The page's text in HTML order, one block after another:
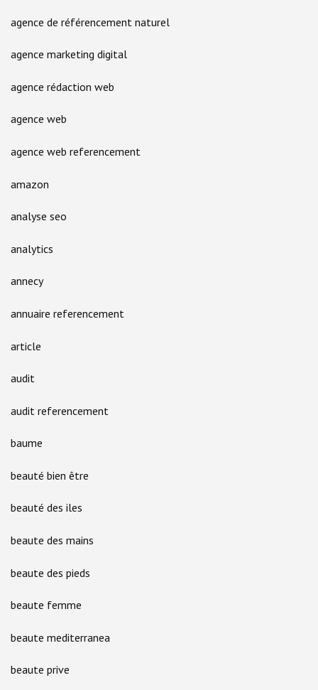
agence de référencement naturel
agence marketing digital
agence rédaction web
agence web
agence web referencement
amazon
analyse seo
analytics
annecy
annuaire referencement
article
audit
audit referencement
baume
beauté bien être
beauté des iles
beaute des mains
beaute des pieds
beaute femme
beaute mediterranea
beaute prive